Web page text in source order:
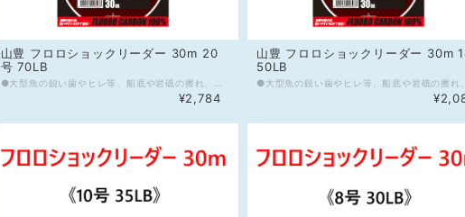
山豊 フロロショックリーダー 30m 20
号 70LB
¥2,784
山豊 フロロショックリーダー 30m
50LB